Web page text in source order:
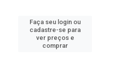
Faça seu login ou
cadastre-se para
ver preços e
comprar